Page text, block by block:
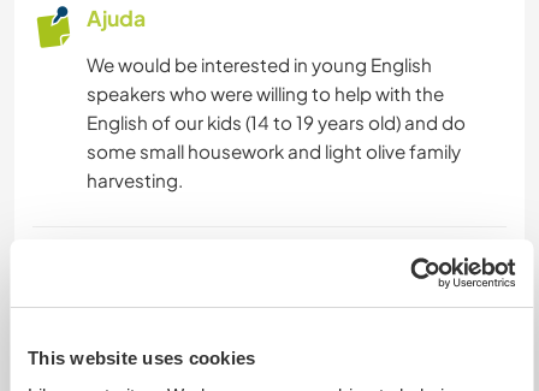
This website uses cookies
Ajuda
We would be interested in young English
speakers who were willing to help with the
English of our kids (14 to 19 years old) and do
some small housework and light olive family
harvesting.